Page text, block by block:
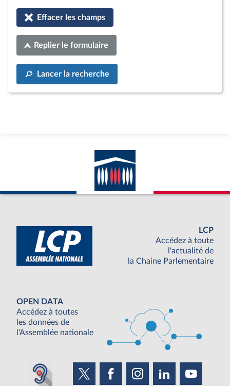
Effacer les champs
Replier le formulaire
Lancer la recherche
LCP
Accédez à toute
l'actualité de
la Chaine Parlementaire
OPEN DATA
Accédez à toutes
les données de
l'Assemblée nationale